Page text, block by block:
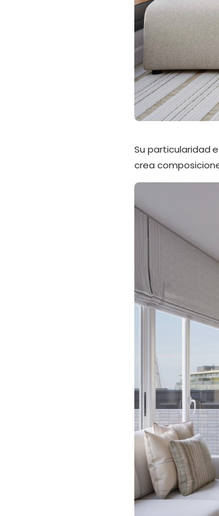
Su particularidad
crea